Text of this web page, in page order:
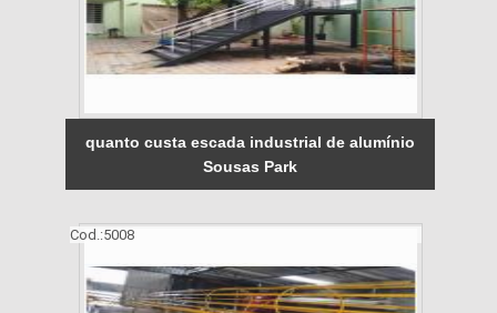
quanto custa escada industrial de alumínio
Sousas Park
Cod.:5008